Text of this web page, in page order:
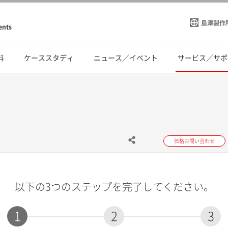
島津製作
ケーススタディ ニュース／イベント サービス／サ
価格お問い合わせ
以下の3つのステップを完了してください。
1 2 3